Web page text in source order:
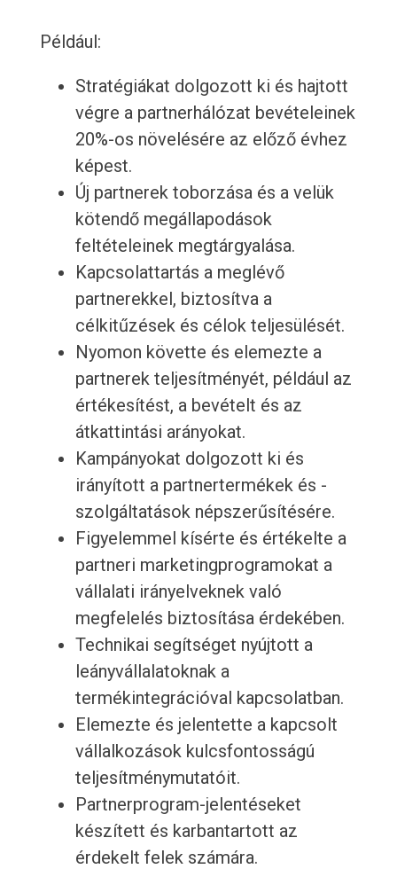
Például:
Stratégiákat dolgozott ki és hajtott
végre a partnerhálózat bevételeinek
20%-os növelésére az előző évhez
képest.
Új partnerek toborzása és a velük
kötendő megállapodások
feltételeinek megtárgyalása.
Kapcsolattartás a meglévő
partnerekkel, biztosítva a
célkitűzések és célok teljesülését.
Nyomon követte és elemezte a
partnerek teljesítményét, például az
értékesítést, a bevételt és az
átkattintási arányokat.
Kampányokat dolgozott ki és
irányított a partnertermékek és -
szolgáltatások népszerűsítésére.
Figyelemmel kísérte és értékelte a
partneri marketingprogramokat a
vállalati irányelveknek való
megfelelés biztosítása érdekében.
Technikai segítséget nyújtott a
leányvállalatoknak a
termékintegrációval kapcsolatban.
Elemezte és jelentette a kapcsolt
vállalkozások kulcsfontosságú
teljesítménymutatóit.
Partnerprogram-jelentéseket
készített és karbantartott az
érdekelt felek számára.